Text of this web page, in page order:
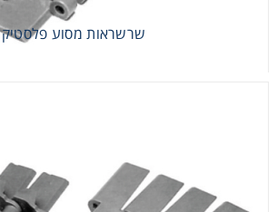
שרשראות מסוע פלסטיק